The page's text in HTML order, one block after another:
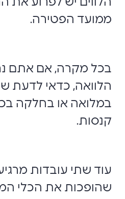
ממועד הפטירה.
בכל מקרה, אם אתם
הלוואה, כדאי לדעת
במלואה או בחלקה
קנסות.
עוד שתי עובדות
שהופכות את הכלי